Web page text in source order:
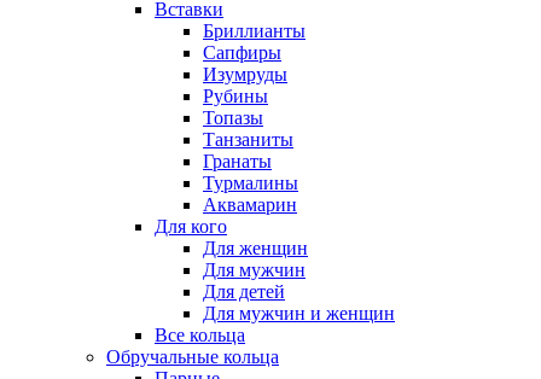
Вставки
Бриллианты
Сапфиры
Изумруды
Рубины
Топазы
Танзаниты
Гранаты
Турмалины
Аквамарин
Для кого
Для женщин
Для мужчин
Для детей
Для мужчин и женщин
Все кольца
Обручальные кольца